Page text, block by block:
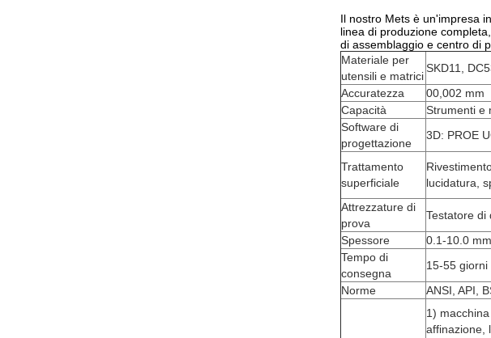
Il nostro Mets è un'impresa
linea di produzione
di assemblaggio e centro di
Materiale per
utensili e matrici
SKD11,
Accuratezza
00,002 mm
Capacità
Strumenti e
Software di
progettazione
3D: PROE
Trattamento
superficiale
lucidatura,
Attrezzature di
prova
Testatore di
Spessore
0.1-10.0
Tempo di
consegna
15-55
Norme
ANSI, API,
1)
affinazione,